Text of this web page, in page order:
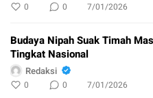
0 0 7/01/2026
Budaya Nipah Suak Timah
Tingkat Nasional
Redaksi
0 0 7/01/2026